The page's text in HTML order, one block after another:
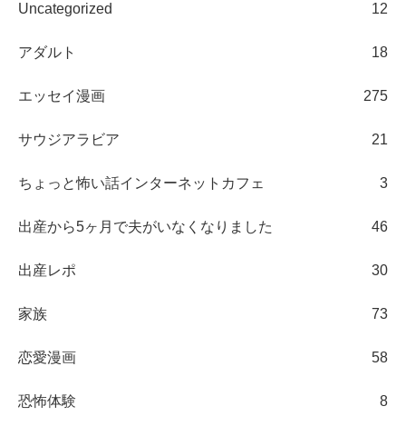
Uncategorized 12
アダルト 18
エッセイ漫画 275
サウジアラビア 21
ちょっと怖い話インターネットカフェ 3
出産から5ヶ月で夫がいなくなりました 46
出産レポ 30
家族 73
恋愛漫画 58
恐怖体験 8